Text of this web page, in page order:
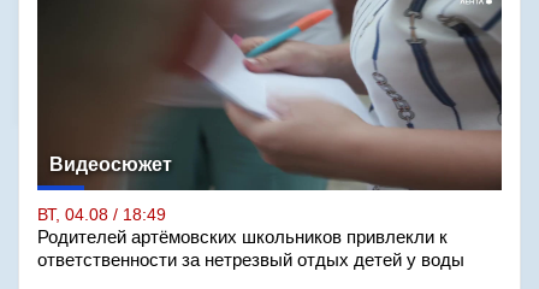
Видеосюжет
ВТ, 04.08 / 18:49
Родителей артёмовских школьников привлекли к
ответственности за нетрезвый отдых детей у воды